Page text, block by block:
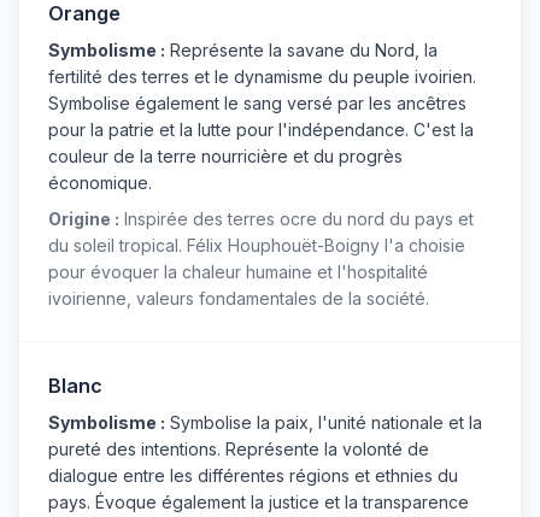
Orange
Symbolisme : Représente la savane du Nord, la
fertilité des terres et le dynamisme du peuple ivoirien.
Symbolise également le sang versé par les ancêtres
pour la patrie et la lutte pour l'indépendance. C'est la
couleur de la terre nourricière et du progrès
économique.
Origine : Inspirée des terres ocre du nord du pays et
du soleil tropical. Félix Houphouët-Boigny l'a choisie
pour évoquer la chaleur humaine et l'hospitalité
ivoirienne, valeurs fondamentales de la société.
Blanc
Symbolisme : Symbolise la paix, l'unité nationale et la
pureté des intentions. Représente la volonté de
dialogue entre les différentes régions et ethnies du
pays. Évoque également la justice et la transparence